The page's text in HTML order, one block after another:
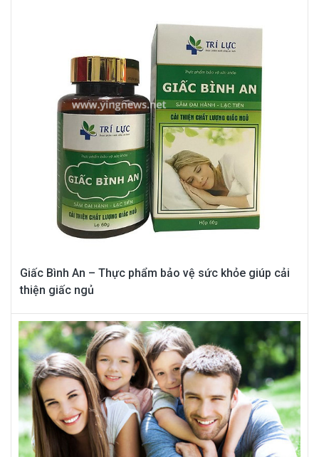
Giấc Bình An – Thực phẩm bảo vệ sức khỏe giúp cải
thiện giấc ngủ